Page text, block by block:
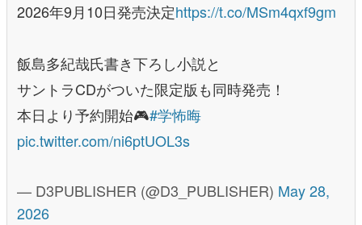
2026年9月10日発売決定https://t.co/MSm4qxf9gm
飯島多紀哉氏書き下ろし小説と
サントラCDがついた限定版も同時発売！
本日より予約開始🎮#学怖晦
pic.twitter.com/ni6ptUOL3s
— D3PUBLISHER (@D3_PUBLISHER) May 28,
2026